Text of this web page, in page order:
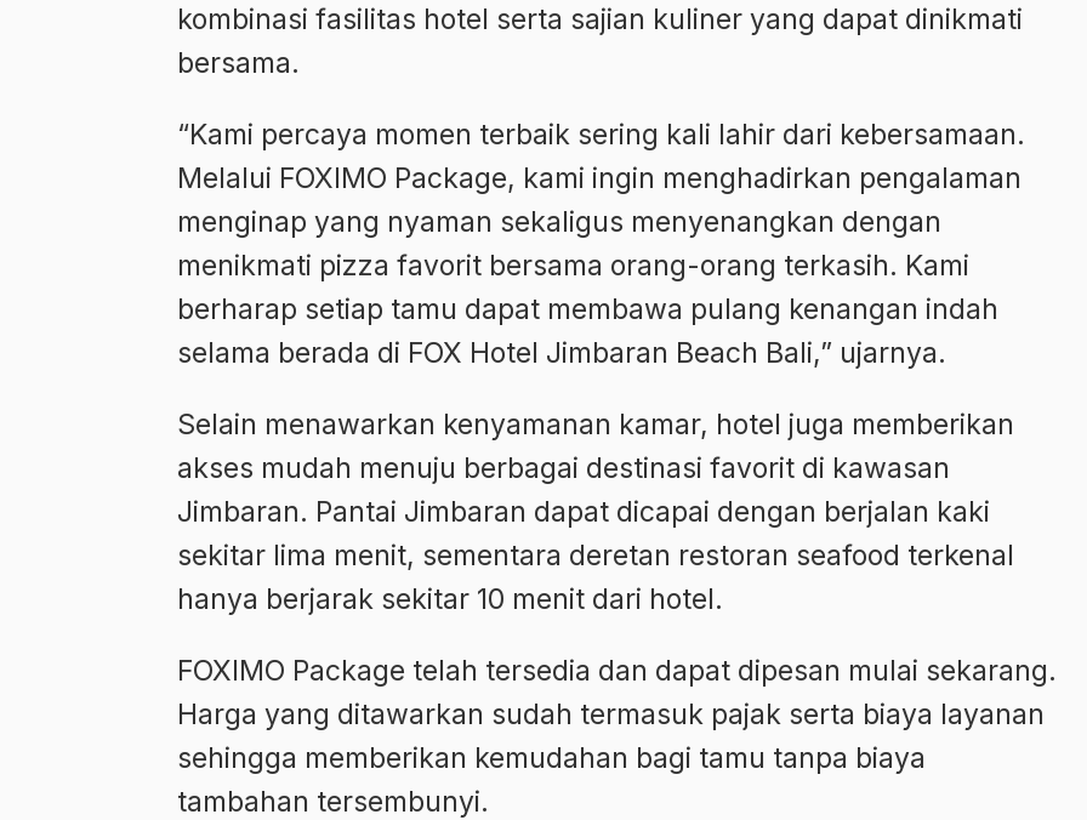
kombinasi fasilitas hotel serta sajian kuliner yang dapat dinikmati
bersama.
“Kami percaya momen terbaik sering kali lahir dari kebersamaan.
Melalui FOXIMO Package, kami ingin menghadirkan pengalaman
menginap yang nyaman sekaligus menyenangkan dengan
menikmati pizza favorit bersama orang-orang terkasih. Kami
berharap setiap tamu dapat membawa pulang kenangan indah
selama berada di FOX Hotel Jimbaran Beach Bali,” ujarnya.
Selain menawarkan kenyamanan kamar, hotel juga memberikan
akses mudah menuju berbagai destinasi favorit di kawasan
Jimbaran. Pantai Jimbaran dapat dicapai dengan berjalan kaki
sekitar lima menit, sementara deretan restoran seafood terkenal
hanya berjarak sekitar 10 menit dari hotel.
FOXIMO Package telah tersedia dan dapat dipesan mulai sekarang.
Harga yang ditawarkan sudah termasuk pajak serta biaya layanan
sehingga memberikan kemudahan bagi tamu tanpa biaya
tambahan tersembunyi.